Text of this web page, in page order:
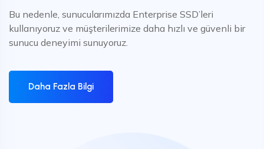
Bu nedenle, sunucularımızda Enterprise SSD’leri
kullanıyoruz ve müşterilerimize daha hızlı ve güvenli bir
sunucu deneyimi sunuyoruz.
Daha Fazla Bilgi